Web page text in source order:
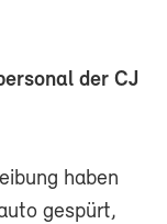
der CJ
haben
gespürt,